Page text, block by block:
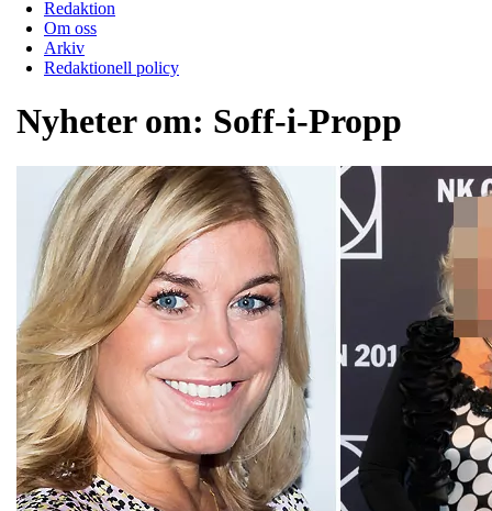
Redaktion
Om oss
Arkiv
Redaktionell policy
Nyheter om: Soff-i-Propp